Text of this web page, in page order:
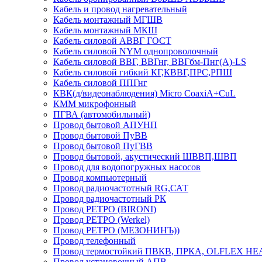
Кабель и провод нагревательный
Кабель монтажный МГШВ
Кабель монтажный МКШ
Кабель силовой АВВГ ГОСТ
Кабель силовой NYM однопроволочный
Кабель силовой ВВГ, ВВГнг, ВВГбм-Пнг(А)-LS
Кабель силовой гибкий КГ,КВВГ,ПРС,РПШ
Кабель силовой ППГнг
КВК(д/видеонаблюдения) Micro CoaxiA+CuL
КММ микрофонный
ПГВА (автомобильный)
Провод бытовой АПУНП
Провод бытовой ПуВВ
Провод бытовой ПуГВВ
Провод бытовой, акустический ШВВП,ШВП
Провод для водопогружных насосов
Провод компьютерный
Провод радиочастотный RG,САТ
Провод радиочастотный РК
Провод РЕТРО (BIRONI)
Провод РЕТРО (Werkel)
Провод РЕТРО (МЕЗОНИНЪ))
Провод телефонный
Провод термостойкий ПВКВ, ПРКА, OLFLEX